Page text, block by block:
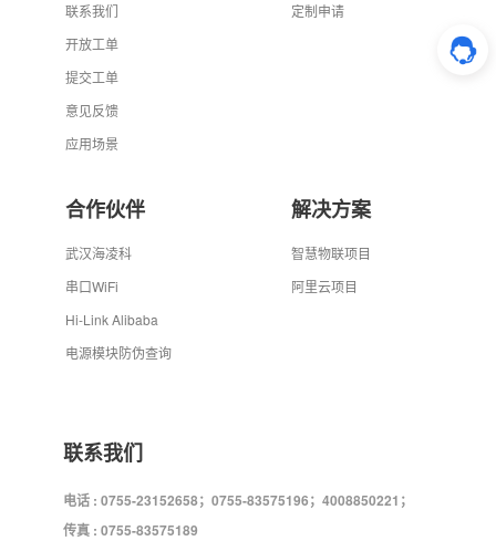
联系我们
开放工单
提交工单
意见反馈
应用场景
定制申请
合作伙伴
武汉海凌科
串口WiFi
Hi-Link Alibaba
电源模块防伪查询
解决方案
智慧物联项目
阿里云项目
联系我们
电话 : 0755-23152658；0755-83575196；4008850221；
传真 : 0755-83575189